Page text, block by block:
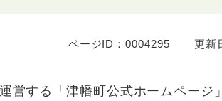
ページID：0004295 更新
営する「津幡町公式ホームページ